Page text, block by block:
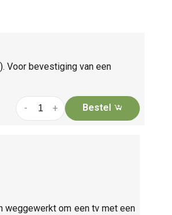
Voor bevestiging van een
+
- Bestel
weggewerkt om een tv met een